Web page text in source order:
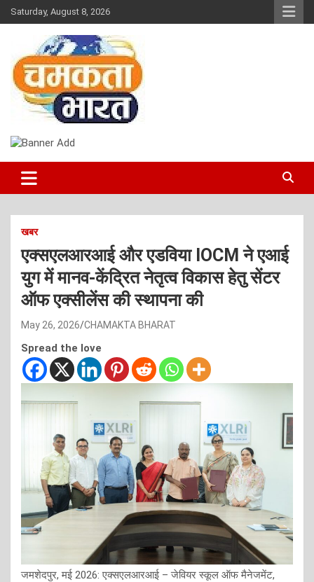
Skip
to
Saturday, August 8, 2026
CHAMAKTA BHARAT
खबर
एक्सएलआरआई और एडविया IOCM ने एआई
युग में मानव-केंद्रित नेतृत्व विकास हेतु सेंटर
ऑफ एक्सीलेंस की स्थापना की
May 26, 2026 CHAMAKTA BHARAT
Spread the love
जमशेदपुर, मई 2026: एक्सएलआरआई – जेवियर स्कूल ऑफ मैनेजमेंट,